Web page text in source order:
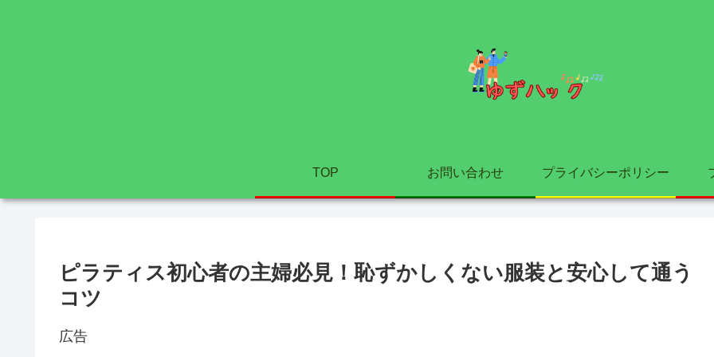
TOP お問い合わせ プライバシーポリシー
ピラティス初心者の主婦必見！恥ずかしくない服装と安心して通う
コツ
広告